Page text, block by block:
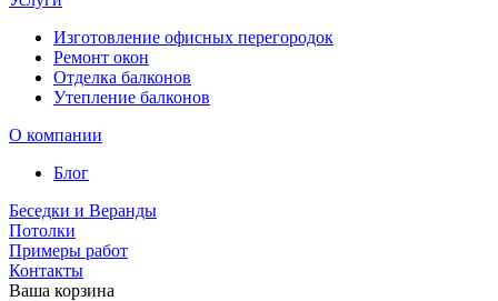
Изготовление офисных перегородок
Ремонт окон
Отделка балконов
Утепление балконов
О компании
Блог
Беседки и Веранды
Потолки
Примеры работ
Контакты
Ваша корзина